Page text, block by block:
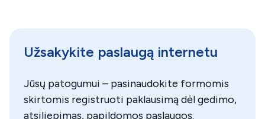
Užsakykite paslaugą internetu
Jūsų patogumui – pasinaudokite formomis
skirtomis registruoti paklausimą dėl gedimo,
atsiliepimas, papildomos paslaugos.